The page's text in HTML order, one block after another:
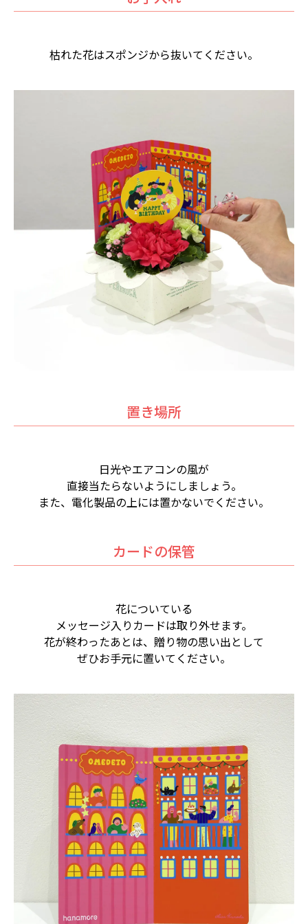
枯れた花はスポンジから抜いてください。
置き場所
日光やエアコンの風が
直接当たらないようにしましょう。
また、電化製品の上には置かないでください。
カードの保管
花についている
メッセージ入りカードは取り外せます。
花が終わったあとは、贈り物の思い出として
ぜひお手元に置いてください。